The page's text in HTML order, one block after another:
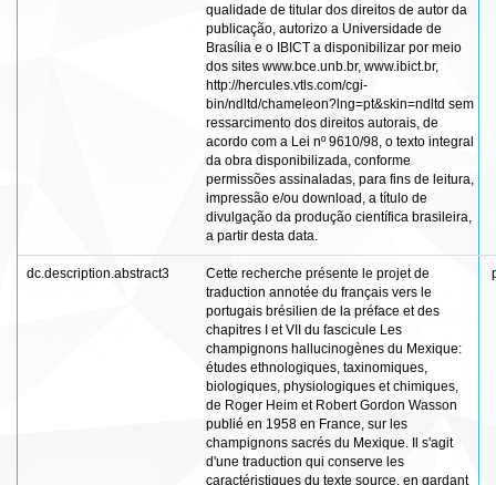
qualidade de titular dos direitos de autor da
publicação, autorizo a Universidade de
Brasília e o IBICT a disponibilizar por meio
dos sites www.bce.unb.br, www.ibict.br,
http://hercules.vtls.com/cgi-
bin/ndltd/chameleon?lng=pt&skin=ndltd sem
ressarcimento dos direitos autorais, de
acordo com a Lei nº 9610/98, o texto integral
da obra disponibilizada, conforme
permissões assinaladas, para fins de leitura,
impressão e/ou download, a título de
divulgação da produção científica brasileira,
a partir desta data.
dc.description.abstract3
Cette recherche présente le projet de
traduction annotée du français vers le
portugais brésilien de la préface et des
chapitres I et VII du fascicule Les
champignons hallucinogènes du Mexique:
études ethnologiques, taxinomiques,
biologiques, physiologiques et chimiques,
de Roger Heim et Robert Gordon Wasson
publié en 1958 en France, sur les
champignons sacrés du Mexique. Il s'agit
d'une traduction qui conserve les
caractéristiques du texte source, en gardant